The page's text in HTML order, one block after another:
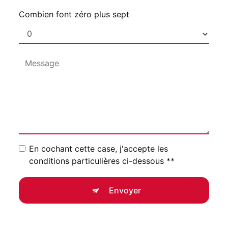
Combien font zéro plus sept
En cochant cette case, j'accepte les
conditions particulières ci-dessous **
Envoyer